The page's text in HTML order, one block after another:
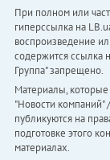
При полном или
гиперссылка на
воспроизведение
содержится ссылка
Группа" запрещено.
Материалы,
"Новости компаний"
публикуются на
подготовке этого
материалах.